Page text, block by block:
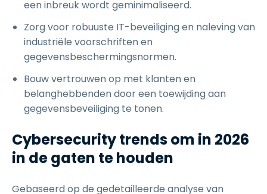
een inbreuk wordt geminimaliseerd.
Zorg voor robuuste IT-beveiliging en naleving van
industriële voorschriften en
gegevensbeschermingsnormen.
Bouw vertrouwen op met klanten en
belanghebbenden door een toewijding aan
gegevensbeveiliging te tonen.
Cybersecurity trends om in 2026
in de gaten te houden
Gebaseerd op de gedetailleerde analyse van